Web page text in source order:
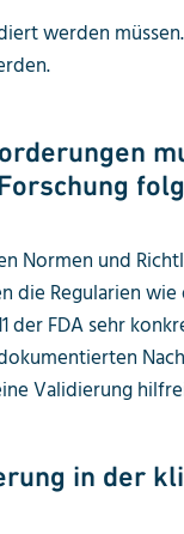
werden
Normen und
Regularien wie
der FDA sehr
Validierung
in der